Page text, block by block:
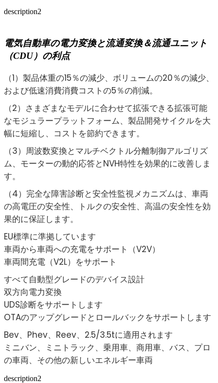
description2
電気自動車の電力変換と流通変換＆流通ユニット
（CDU）の利点
（1）製品体重の15％の減少、ボリュームの20％の減少、
および低速消費消費コストの5％の削減。
（2）さまざまなモデルに合わせて拡張できる拡張可能
なモジュラープラットフォーム、製品開発サイクルを大
幅に短縮し、コストを節約できます。
（3）周波数変換とマルチベクトル分離制御アルゴリズ
ム、モーターの動的応答とNVH特性を効果的に改善しま
す。
（4）完全な障害診断と安全性監視メカニズムは、車両
の高電圧の安全性、トルクの安全性、高温の安全性を効
果的に保証します。
EU標準に準拠しています
車両から車両への充電をサポート（V2V）
車両間充電（V2L）をサポート
すべて自動型グレードのデバイス設計
双方向電力変換
UDS診断をサポートします
OTAのアップグレードとロールバックをサポートします
Bev、Phev、Reev、2.5/3.5tに適用されます
ミニバン、ミニトラック、乗用車、商用車、バス、プロ
の車両、その他の新しいエネルギー車両
description2